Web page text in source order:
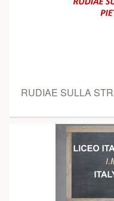
RUDIAE SULLA